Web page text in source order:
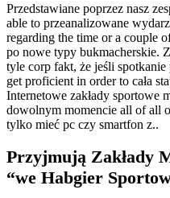
Przedstawiane poprzez nasz
able to przeanalizowane
regarding the time or a couple
po nowe typy bukmacherskie.
tyle corp fakt, że jeśli spotkanie
get proficient in order to cała
Internetowe zakłady sportowe
dowolnym momencie all of all
tylko mieć pc czy smartfon z..
Przyjmują Zakłady
“we Habgier